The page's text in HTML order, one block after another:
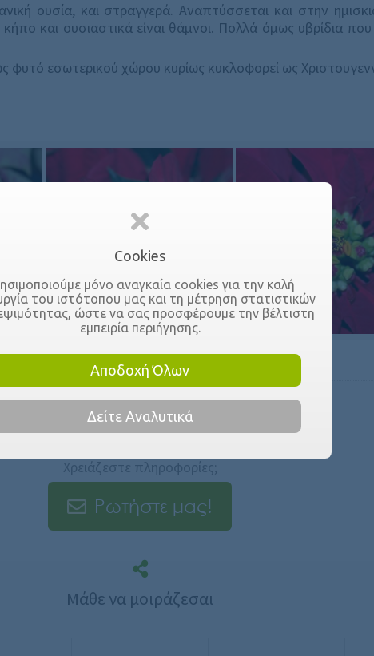
ουσία, και στραγγερά. Αναπτύσσεται και στην
και ουσιαστικά είναι θάμνοι. Πολλά όμως υβρίδια
φυτό εσωτερικού χώρου κυρίως κυκλοφορεί ως
Χρειάζεστε πληροφορίες;
Ρωτήστε μας!
Μάθε να μοιράζεσαι
Cookies
μόνο αναγκαία cookies για την καλή
του ιστότοπου μας και τη μέτρηση στατιστικών
ώστε να σας προσφέρουμε την βέλτιστη
εμπειρία περιήγησης.
Αποδοχή Όλων
Δείτε Αναλυτικά